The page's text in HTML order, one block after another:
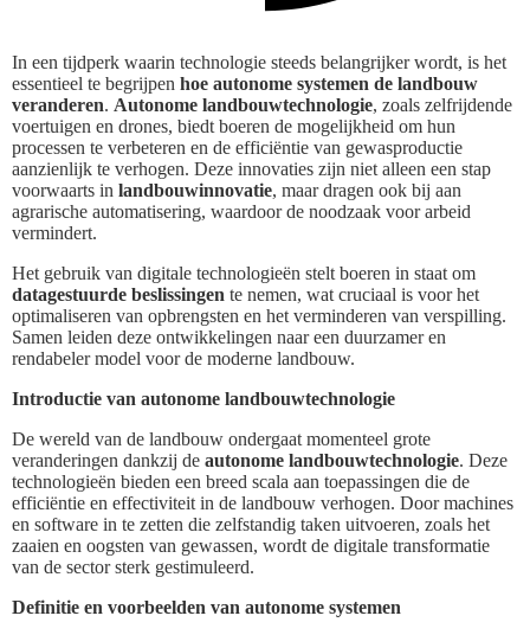
In een tijdperk waarin technologie steeds belangrijker wordt, is het
essentieel te begrijpen hoe autonome systemen de landbouw
veranderen. Autonome landbouwtechnologie, zoals zelfrijdende
voertuigen en drones, biedt boeren de mogelijkheid om hun
processen te verbeteren en de efficiëntie van gewasproductie
aanzienlijk te verhogen. Deze innovaties zijn niet alleen een stap
voorwaarts in landbouwinnovatie, maar dragen ook bij aan
agrarische automatisering, waardoor de noodzaak voor arbeid
vermindert.
Het gebruik van digitale technologieën stelt boeren in staat om
datagestuurde beslissingen te nemen, wat cruciaal is voor het
optimaliseren van opbrengsten en het verminderen van verspilling.
Samen leiden deze ontwikkelingen naar een duurzamer en
rendabeler model voor de moderne landbouw.
Introductie van autonome landbouwtechnologie
De wereld van de landbouw ondergaat momenteel grote
veranderingen dankzij de autonome landbouwtechnologie. Deze
technologieën bieden een breed scala aan toepassingen die de
efficiëntie en effectiviteit in de landbouw verhogen. Door machines
en software in te zetten die zelfstandig taken uitvoeren, zoals het
zaaien en oogsten van gewassen, wordt de digitale transformatie
van de sector sterk gestimuleerd.
Definitie en voorbeelden van autonome systemen